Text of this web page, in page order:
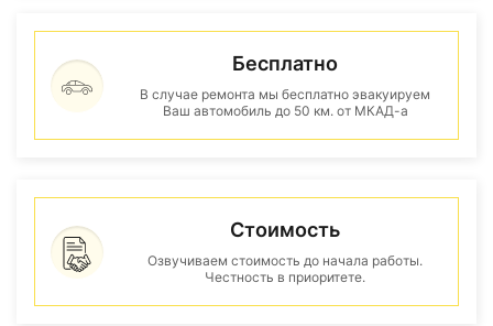
Бесплатно
В случае ремонта мы бесплатно эвакуируем
Ваш автомобиль до 50 км. от МКАД-а
Стоимость
Озвучиваем стоимость до начала работы.
Честность в приоритете.